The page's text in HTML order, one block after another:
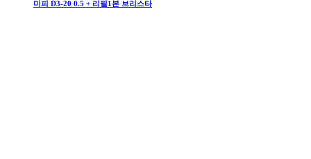
미피 D3-20 0.5 + 리필1본 브리스타